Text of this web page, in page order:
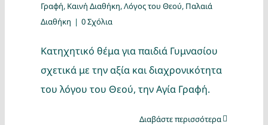
Γραφή, Καινή Διαθήκη,Λόγος του Θεού, Παλαιά
Διαθήκη | 0 Σχόλια
Κατηχητικό θέμα για παιδιά Γυμνασίου
σχετικά με την αξία και διαχρονικότητα
του λόγου του Θεού, την Αγία Γραφή.
Διαβάστε περισσότερα